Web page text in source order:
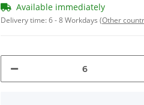
Available immediately
Delivery time:6 - 8 Workdays (Other